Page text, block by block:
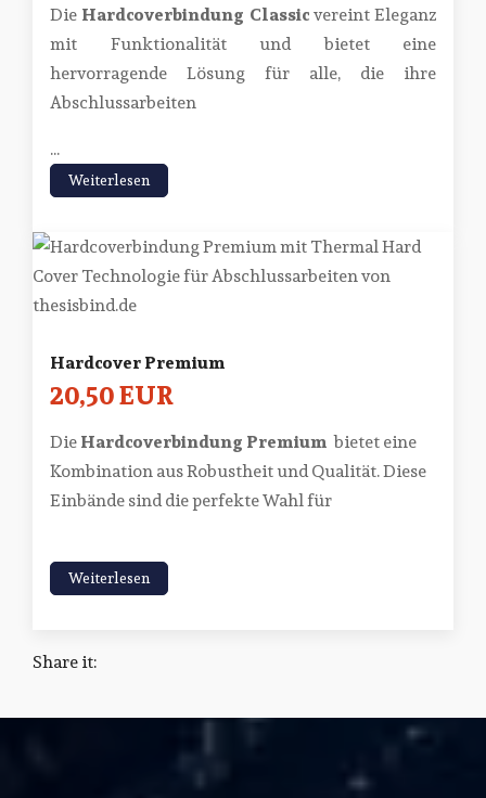
Die Hardcoverbindung Classicvereint Eleganz
mit Funktionalität und bietet eine
hervorragende Lösung für alle, die ihre
Abschlussarbeiten
...
Weiterlesen
Hardcover Premium
20,50 EUR
DieHardcoverbindung Premium bietet eine
Kombination aus Robustheit und Qualität. Diese
Einbände sind die perfekte Wahl für
Weiterlesen
Share it: